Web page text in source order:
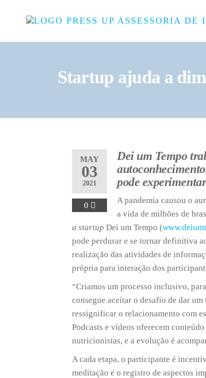
Startup ajuda a
MAY
03
2021
0
Dei um Tempo
pode
A pandemia causou o
a vida de milhões de
a startup Dei um Tempo (
pode perdurar e se tornar definitiva
realização das atividades de
própria para interação dos
“Criamos um processo inclusivo,
consegue aceitar o desafio de dar
ressignificar o relacionamento com
Podcasts e vídeos oferecem
nutricionistas, e a evolução é
A cada etapa, o participante é
meditação e o registro de aspectos